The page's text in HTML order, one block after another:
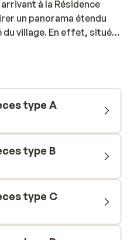
à la Résidence
un panorama étendu
du village. En effet, située
Olympic
À 200 mètres,
activités de Val Thorens
son âme conviviale et
bars, cafés…
les pistes, rien de
Dès votre arrivée, vous
par l’agence
Celle-ci
Votre appartement peut
2 pièces 6 personnes,
Avec tous vos
type A
type B
type C